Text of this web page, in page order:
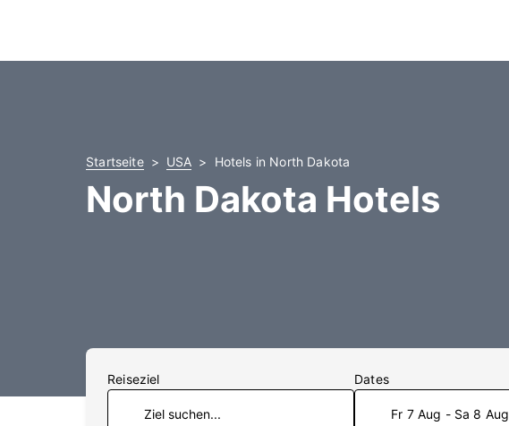
Startseite USA Hotels in North Dakota
North Dakota Hotels
Reiseziel Dates
Fr 7 Aug - Sa 8 Aug